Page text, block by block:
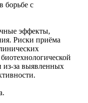
борьбе с
эффекты,
Риски приёма
из-за выявленных